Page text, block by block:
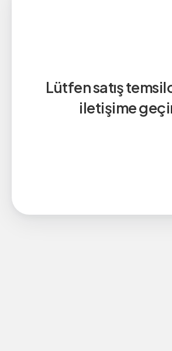
Lütfen satış
iletişime